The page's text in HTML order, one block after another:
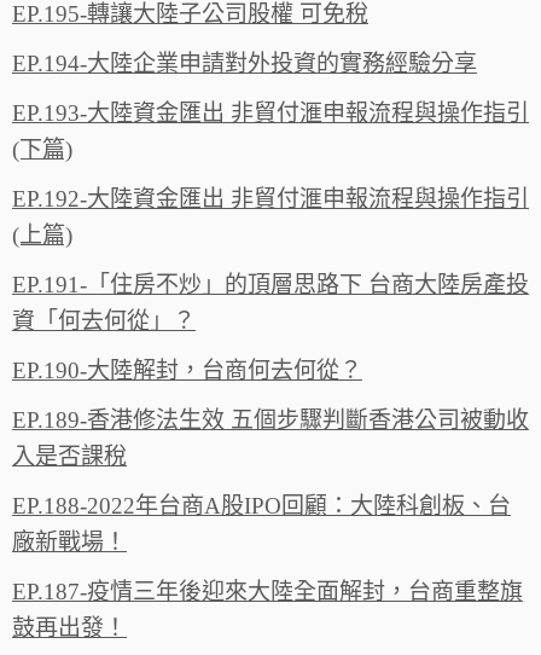
EP.195-轉讓大陸子公司股權 可免稅
EP.194-大陸企業申請對外投資的實務經驗分享
EP.193-大陸資金匯出 非貿付滙申報流程與操作指引
(下篇)
EP.192-大陸資金匯出 非貿付滙申報流程與操作指引
(上篇)
EP.191-「住房不炒」的頂層思路下 台商大陸房產投
資「何去何從」？
EP.190-大陸解封，台商何去何從？
EP.189-香港修法生效 五個步驟判斷香港公司被動收
入是否課稅
EP.188-2022年台商A股IPO回顧：大陸科創板、台
廠新戰場！
EP.187-疫情三年後迎來大陸全面解封，台商重整旗
鼓再出發！